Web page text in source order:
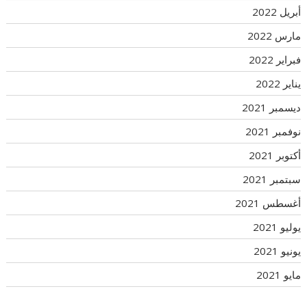
أبريل 2022
مارس 2022
فبراير 2022
يناير 2022
ديسمبر 2021
نوفمبر 2021
أكتوبر 2021
سبتمبر 2021
أغسطس 2021
يوليو 2021
يونيو 2021
مايو 2021